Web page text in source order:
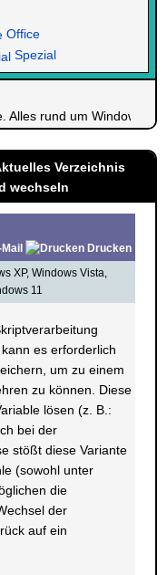
Office
Spezial
rund um Windows.
Verzeichnis
wechseln
Mail
Drucken
XP, Windows Vista,
11
es erforderlich
um zu einem
zu können. Diese
lösen (z. B.:
bei der
stößt diese Variante
(sowohl unter
die
der
auf ein